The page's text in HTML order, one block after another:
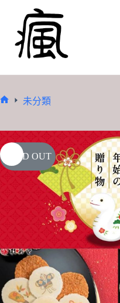
content
未分類
SOLD OUT